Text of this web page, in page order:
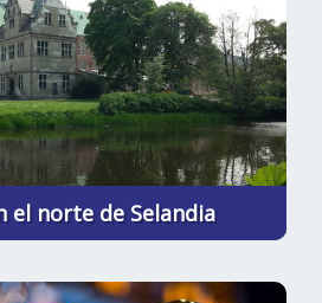
el norte de Selandia